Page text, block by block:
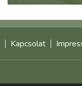
Kapcsolat